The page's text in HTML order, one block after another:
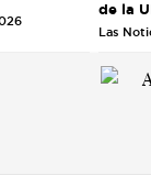
de la
Las